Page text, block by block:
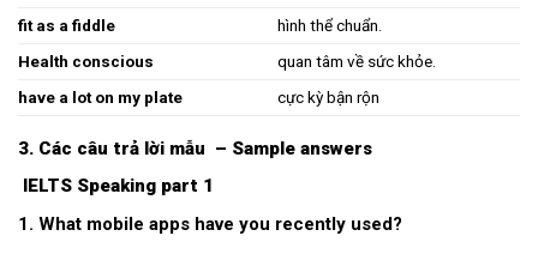
fit as a fiddle
hình thể chuẩn.
Health conscious
quan tâm về sức khỏe.
have a lot on my plate
cực kỳ bận rộn
3. Các câu trả lời mẫu – Sample answers
IELTS Speaking part 1
1. What mobile apps have you recently used?